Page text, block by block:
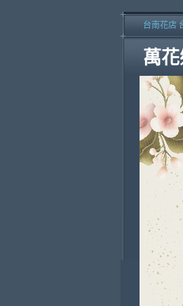
萬
台南花店